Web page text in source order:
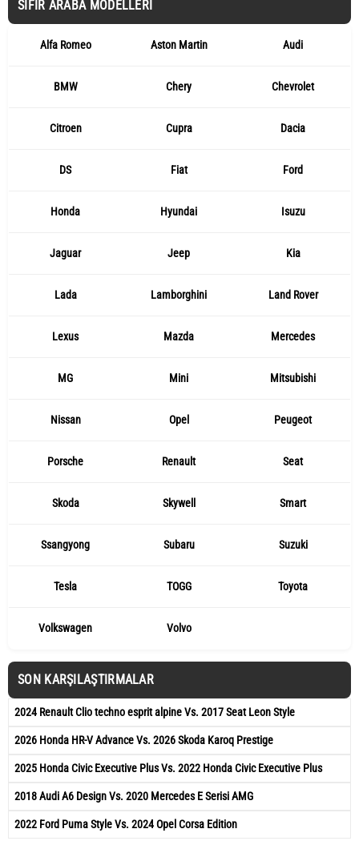
SIFIR ARABA MODELLERI
Alfa Romeo Aston Martin Audi
BMW Chery Chevrolet
Citroen Cupra Dacia
DS Fiat Ford
Honda Hyundai Isuzu
Jaguar Jeep Kia
Lada Lamborghini Land Rover
Lexus Mazda Mercedes
MG Mini Mitsubishi
Nissan Opel Peugeot
Porsche Renault Seat
Skoda Skywell Smart
Ssangyong Subaru Suzuki
Tesla TOGG Toyota
Volkswagen Volvo
SON KARŞILAŞTIRMALAR
2024 Renault Clio techno esprit alpine Vs. 2017 Seat Leon Style
2026 Honda HR-V Advance Vs. 2026 Skoda Karoq Prestige
2025 Honda Civic Executive Plus Vs. 2022 Honda Civic Executive Plus
2018 Audi A6 Design Vs. 2020 Mercedes E Serisi AMG
2022 Ford Puma Style Vs. 2024 Opel Corsa Edition